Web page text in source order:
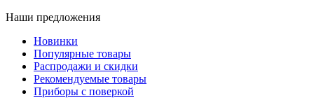
Наши предложения
Новинки
Популярные товары
Распродажи и скидки
Рекомендуемые товары
Приборы с поверкой